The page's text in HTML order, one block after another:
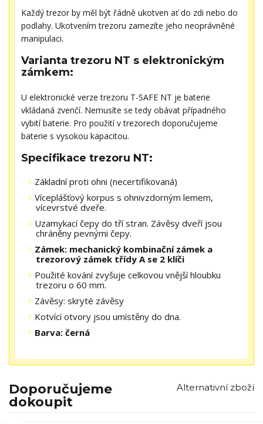
Každý trezor by měl být řádně ukotven ať do zdi nebo do
podlahy. Ukotvením trezoru zamezíte jeho neoprávněné
manipulaci.
Varianta trezoru NT s elektronickým
zámkem:
U elektronické verze trezoru T-SAFE NT je baterie
vkládaná zvenčí. Nemusíte se tedy obávat případného
vybití baterie. Pro použití v trezorech doporučujeme
baterie s vysokou kapacitou.
Specifikace trezoru NT:
Základní proti ohni (necertifikovaná)
Víceplášťový korpus s ohnivzdorným lemem,
vícevrstvé dveře.
Uzamykací čepy do tří stran. Závěsy dveří jsou
chráněny pevnými čepy.
Zámek: mechanický kombinační zámek a
trezorový zámek třídy A se 2 klíči
Použité kování zvyšuje celkovou vnější hloubku
trezoru o 60 mm.
Závěsy: skryté závěsy
Kotvící otvory jsou umístěny do dna.
Barva: černá
Doporučujeme
dokoupit
Alternativní zboží